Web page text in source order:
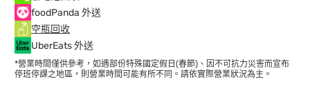
foodPanda 外送
空瓶回收
UberEats 外送
*營業時間僅供參考，如遇部份特殊國定假日(春節)、因不可抗力災害而宣布
停班停課之地區，則營業時間可能有所不同。請依實際營業狀況為主。